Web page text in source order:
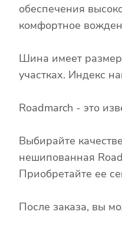
обеспечения
комфортное
Шина имеет размер
участках. Индекс
Roadmarch - это
Выбирайте
нешипованная
Приобретайте ее
После заказа, вы